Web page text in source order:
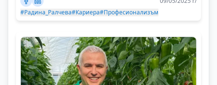
#Радина_Ралчева#Кариера#Професионализъм